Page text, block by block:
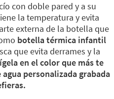
con doble pared y a su
la temperatura y evita
externa de la botella que
botella térmica infantil
que evita derrames y la
en el color que más te
personalizada grabada